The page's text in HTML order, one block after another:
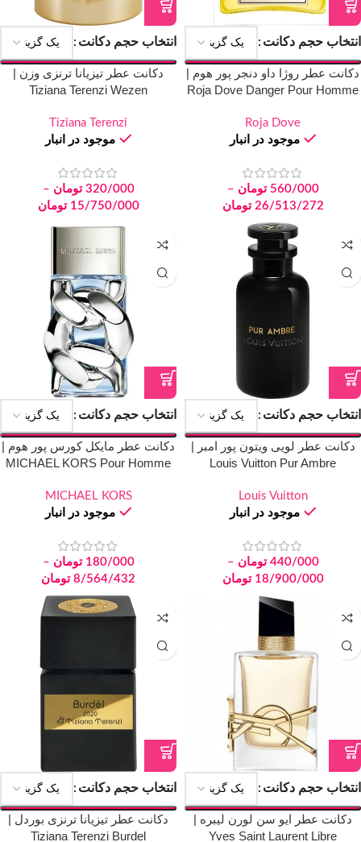
انتخاب حجم دکانت
دکانت عطر روژا داو دنجر پور هوم |
Roja Dove Danger Pour Homme
Roja Dove
موجود در انبار
560/000 تومان –
26/513/272 تومان
انتخاب حجم دکانت
دکانت عطر تیزیانا ترنزی وزن |
Tiziana Terenzi Wezen
Tiziana Terenzi
موجود در انبار
320/000 تومان –
15/750/000 تومان
انتخاب حجم دکانت
دکانت عطر لویی ویتون پور امبر |
Louis Vuitton Pur Ambre
Louis Vuitton
موجود در انبار
440/000 تومان –
18/900/000 تومان
انتخاب حجم دکانت
دکانت عطر مایکل کورس پور هوم |
MICHAEL KORS Pour Homme
MICHAEL KORS
موجود در انبار
180/000 تومان –
8/564/432 تومان
انتخاب حجم دکانت
دکانت عطر ایو سن لورن لیبره |
Yves Saint Laurent Libre
انتخاب حجم دکانت
دکانت عطر تیزیانا ترنزی بوردل |
Tiziana Terenzi Burdel